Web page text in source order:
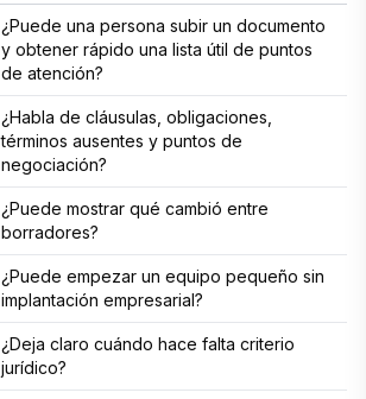
¿Puede una persona subir un documento
y obtener rápido una lista útil de puntos
de atención?
¿Habla de cláusulas, obligaciones,
términos ausentes y puntos de
negociación?
¿Puede mostrar qué cambió entre
borradores?
¿Puede empezar un equipo pequeño sin
implantación empresarial?
¿Deja claro cuándo hace falta criterio
jurídico?